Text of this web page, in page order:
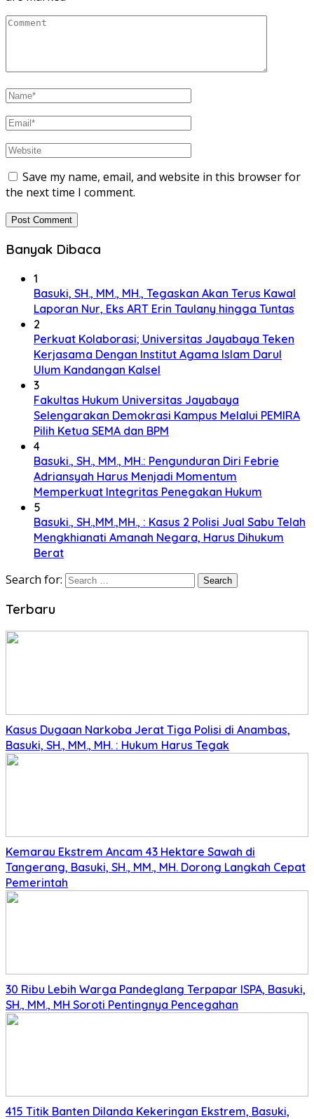
Save my name, email, and website in this browser for
the next time I comment.
Banyak Dibaca
1
Basuki, SH., MM., MH., Tegaskan Akan Terus Kawal
Laporan Nur, Eks ART Erin Taulany hingga Tuntas
2
Perkuat Kolaborasi; Universitas Jayabaya Teken
Kerjasama Dengan Institut Agama Islam Darul
Ulum Kandangan Kalsel
3
Fakultas Hukum Universitas Jayabaya
Selengarakan Demokrasi Kampus Melalui PEMIRA
Pilih Ketua SEMA dan BPM
4
Basuki., SH., MM., MH.: Pengunduran Diri Febrie
Adriansyah Harus Menjadi Momentum
Memperkuat Integritas Penegakan Hukum
5
Basuki., SH.,MM.,MH., : Kasus 2 Polisi Jual Sabu Telah
Mengkhianati Amanah Negara, Harus Dihukum
Berat
Search for:
Terbaru
Kasus Dugaan Narkoba Jerat Tiga Polisi di Anambas,
Basuki, SH., MM., MH. : Hukum Harus Tegak
Kemarau Ekstrem Ancam 43 Hektare Sawah di
Tangerang, Basuki, SH., MM., MH. Dorong Langkah Cepat
Pemerintah
30 Ribu Lebih Warga Pandeglang Terpapar ISPA, Basuki,
SH., MM., MH Soroti Pentingnya Pencegahan
415 Titik Banten Dilanda Kekeringan Ekstrem, Basuki,